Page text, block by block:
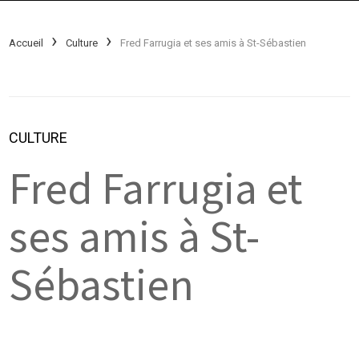
Accueil Culture Fred Farrugia et ses amis à St-Sébastien
CULTURE
Fred Farrugia et
ses amis à St-
Sébastien